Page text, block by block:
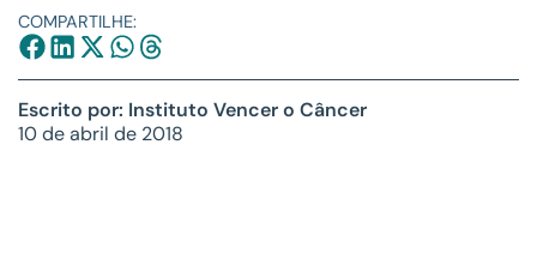
COMPARTILHE:
Escrito por: Instituto Vencer o Câncer
10 de abril de 2018